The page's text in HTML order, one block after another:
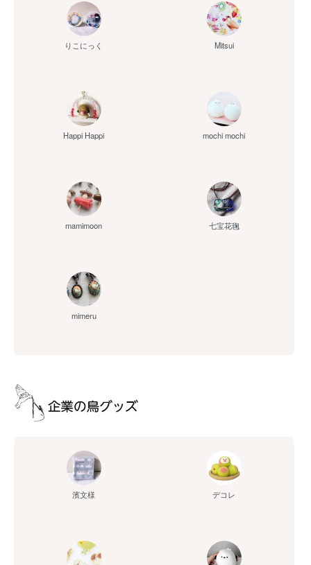
りこにっく Mitsui
Happi Happi mochi mochi
mamimoon 七宝花毱
mimeru
濱文様 デコレ